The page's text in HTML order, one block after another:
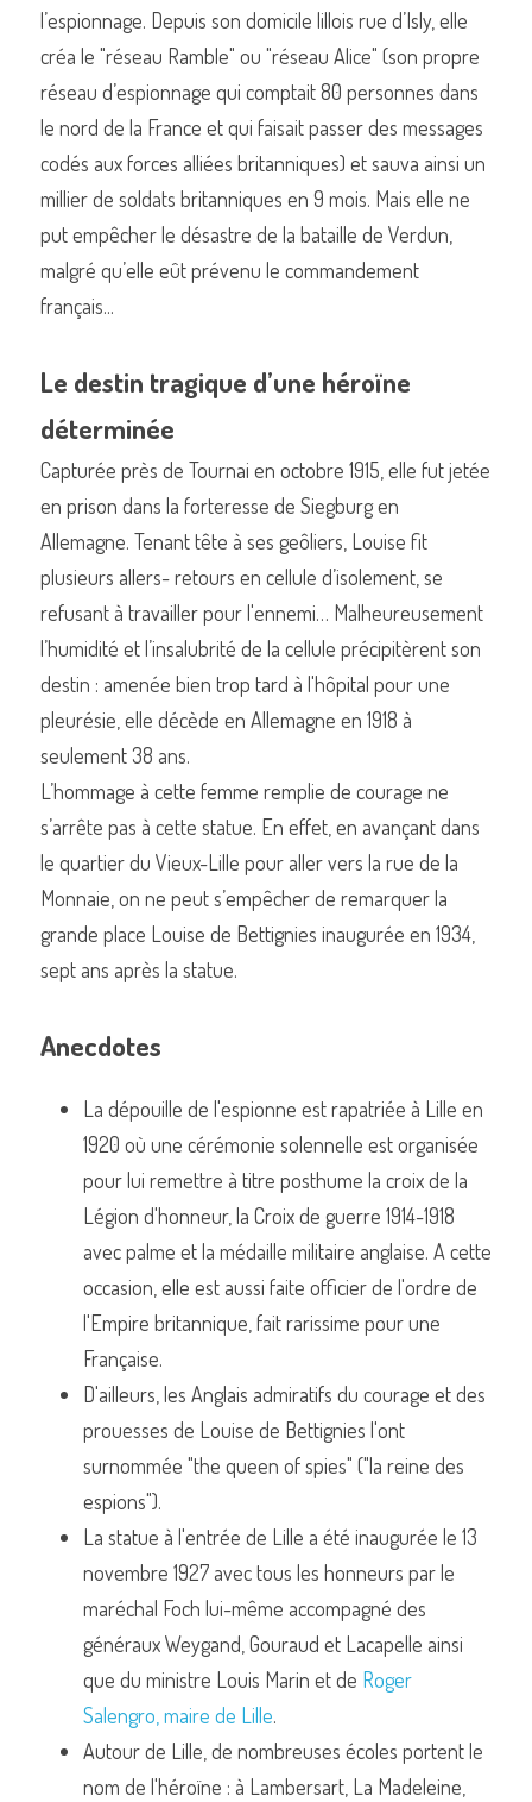
l’espionnage. Depuis son domicile lillois rue d’Isly, elle
créa le "réseau Ramble" ou "réseau Alice" (son propre
réseau d’espionnage qui comptait 80 personnes dans
le nord de la France et qui faisait passer des messages
codés aux forces alliées britanniques) et sauva ainsi un
millier de soldats britanniques en 9 mois. Mais elle ne
put empêcher le désastre de la bataille de Verdun,
malgré qu’elle eût prévenu le commandement
français...
Le destin tragique d’une héroïne
déterminée
Capturée près de Tournai en octobre 1915, elle fut jetée
en prison dans la forteresse de Siegburg en
Allemagne. Tenant tête à ses geôliers, Louise fit
plusieurs allers- retours en cellule d’isolement, se
refusant à travailler pour l'ennemi… Malheureusement
l’humidité et l’insalubrité de la cellule précipitèrent son
destin : amenée bien trop tard à l'hôpital pour une
pleurésie, elle décède en Allemagne en 1918 à
seulement 38 ans.
L’hommage à cette femme remplie de courage ne
s’arrête pas à cette statue. En effet, en avançant dans
le quartier du Vieux-Lille pour aller vers la rue de la
Monnaie, on ne peut s’empêcher de remarquer la
grande place Louise de Bettignies inaugurée en 1934,
sept ans après la statue.
Anecdotes
La dépouille de l'espionne est rapatriée à Lille en
1920 où une cérémonie solennelle est organisée
pour lui remettre à titre posthume la croix de la
Légion d'honneur, la Croix de guerre 1914-1918
avec palme et la médaille militaire anglaise. A cette
occasion, elle est aussi faite officier de l'ordre de
l'Empire britannique, fait rarissime pour une
Française.
D'ailleurs, les Anglais admiratifs du courage et des
prouesses de Louise de Bettignies l'ont
surnommée "the queen of spies" ("la reine des
espions").
La statue à l'entrée de Lille a été inaugurée le 13
novembre 1927 avec tous les honneurs par le
maréchal Foch lui-même accompagné des
généraux Weygand, Gouraud et Lacapelle ainsi
que du ministre Louis Marin et de Roger
Salengro, maire de Lille.
Autour de Lille, de nombreuses écoles portent le
nom de l'héroïne : à Lambersart, La Madeleine,